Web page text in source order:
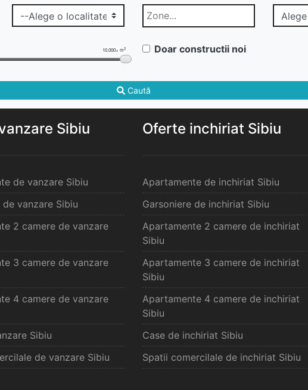
10.000+ m2 Doar constructii noi
Caută
Sibiu
de vanzare Sibiu
de vanzare Sibiu
2 camere de vanzare
3 camere de vanzare
4 camere de vanzare
Sibiu
de vanzare Sibiu
Oferte inchiriat Sibiu
Apartamente de inchiriat Sibiu
Garsoniere de inchiriat Sibiu
Apartamente 2 camere de inchiriat
Sibiu
Apartamente 3 camere de inchiriat
Sibiu
Apartamente 4 camere de inchiriat
Sibiu
Case de inchiriat Sibiu
Spatii comercilale de inchiriat Sibiu